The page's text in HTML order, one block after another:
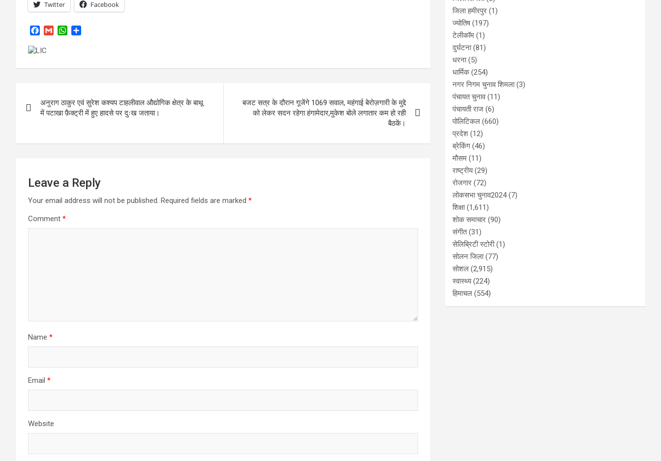
Twitter Facebook
c
b
k
l
W
s
p
e
navigation
अनुराग ठाकुर एवं सुरेश कश्यप टाहलीवाल औद्योगिक क्षेत्र के बाथू
में पटाखा फ़ैक्ट्री में हुए हादसे पर दुःख जताया।
बजट सत्र के दौरान गूजेंगे 1069 सवाल, महंगाई बेरोज़गारी के मुद्दे
को लेकर सदन रहेगा हंगामेदार,मुकेश बोले लगातार कम हो रही
बैठकें।
Leave a Reply
Your email address will not be published. Required fields are marked *
Comment *
Name *
Email *
Website
जिला हमीरपुर (1)
ज्योतिष(197)
टेलीकॉम (1)
दुर्घटना(81)
धरना(5)
धार्मिक(254)
नगर निगम चुनाव शिमला(3)
पंचायत चुनाव(11)
पंचायती राज (6)
पोलिटिकल (660)
प्रदेश (12)
ब्रेकिंग (46)
मौसम (11)
राष्ट्रीय(29)
रोजगार (72)
लोकसभा चुनाव2024(7)
शिक्षा(1,611)
शोक समाचार (90)
संगीत(31)
सेलिब्रिटी स्टोरी(1)
सोलन जिला(77)
सोशल (2,915)
स्वास्थ्य(224)
हिमाचल (554)